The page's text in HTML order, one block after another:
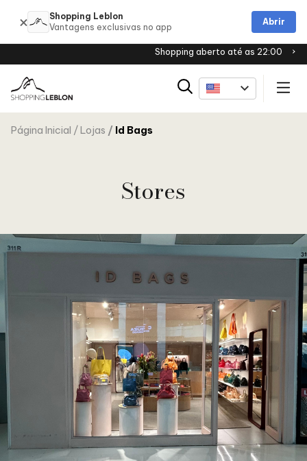
Shopping aberto até as 22:00
Página Inicial Lojas Id Bags
Stores
Shopping Leblon
Abrir